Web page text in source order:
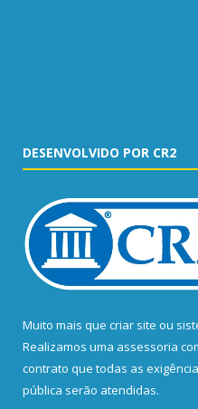
DESENVOLVIDO POR CR2
Muito mais que criar site ou
Realizamos uma assessoria
contrato que todas as
pública serão atendidas.